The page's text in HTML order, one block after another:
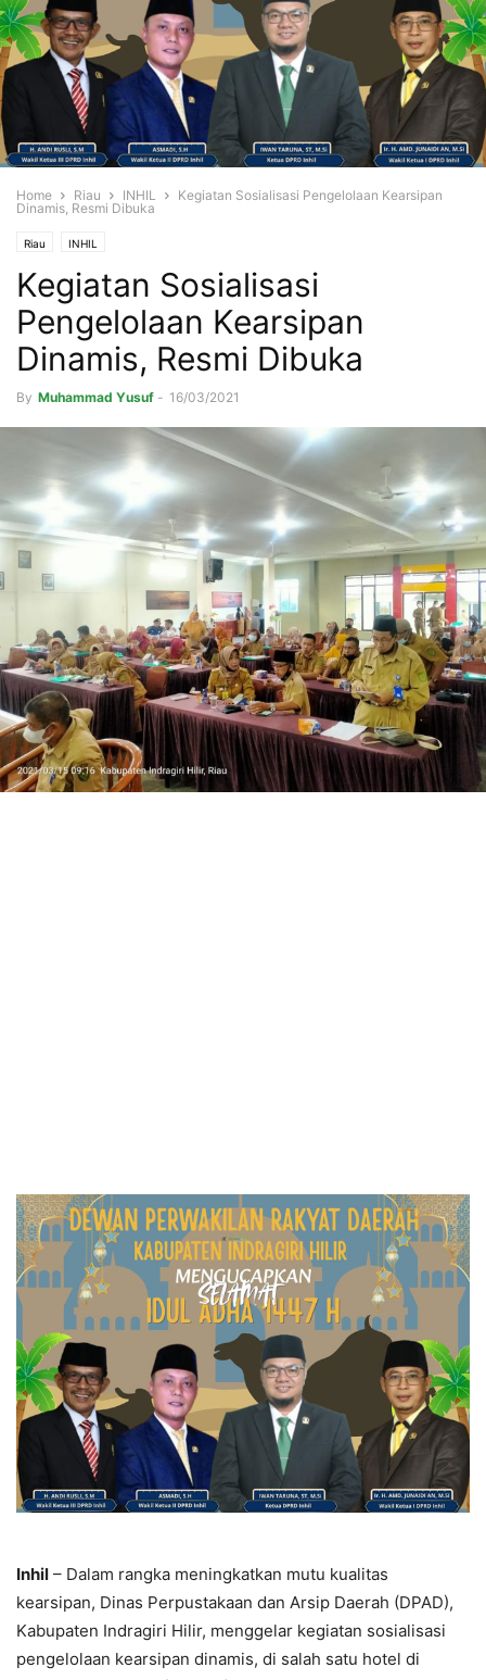
Home Riau INHIL
Kegiatan Sosialisasi Pengelolaan Kearsipan
Dinamis, Resmi Dibuka
Riau INHIL
Kegiatan Sosialisasi
Pengelolaan Kearsipan
Dinamis, Resmi Dibuka
By Muhammad Yusuf - 16/03/2021
Inhil – Dalam rangka meningkatkan mutu kualitas
kearsipan, Dinas Perpustakaan dan Arsip Daerah (DPAD),
Kabupaten Indragiri Hilir, menggelar kegiatan sosialisasi
pengelolaan kearsipan dinamis, di salah satu hotel di